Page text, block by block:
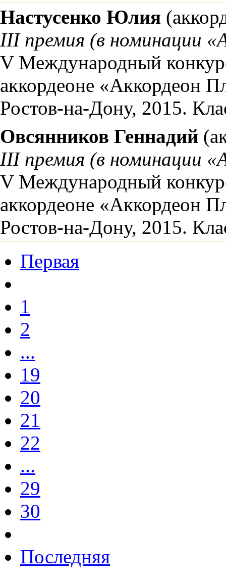
Настусенко Юлия
III премия (в номинации
V Международный
аккордеоне «Аккордеон
Ростов-на-Дону, 2015.
Овсянников Геннадий
III премия (в номинации
V Международный
аккордеоне «Аккордеон
Ростов-на-Дону, 2015.
Первая
1
2
...
19
20
21
22
...
29
30
Последняя